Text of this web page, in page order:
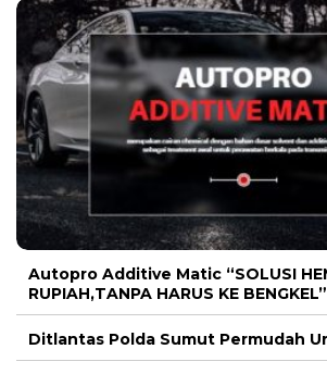
Autopro Additive Matic “SOLUSI
RUPIAH,TANPA HARUS KE BENGKEL”
Ditlantas Polda Sumut Permudah